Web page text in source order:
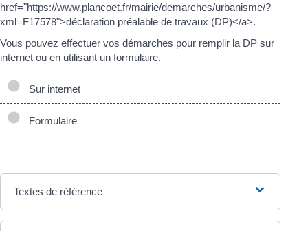
href="https://www.plancoet.fr/mairie/demarches/urbanisme/?
xml=F17578">déclaration préalable de travaux (DP)</a>.
Vous pouvez effectuer vos démarches pour remplir la DP sur
internet ou en utilisant un formulaire.
Sur internet
Formulaire
Textes de référence